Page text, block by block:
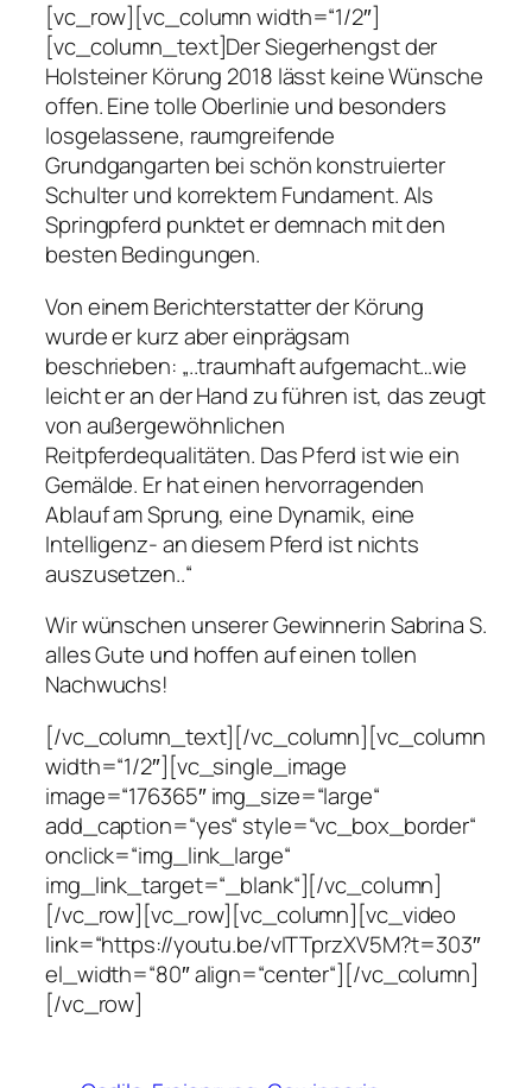
[vc_row][vc_column width=“1/2″]
[vc_column_text]Der Siegerhengst der
Holsteiner Körung 2018 lässt keine Wünsche
offen. Eine tolle Oberlinie und besonders
losgelassene, raumgreifende
Grundgangarten bei schön konstruierter
Schulter und korrektem Fundament. Als
Springpferd punktet er demnach mit den
besten Bedingungen.
Von einem Berichterstatter der Körung
wurde er kurz aber einprägsam
beschrieben: „..traumhaft aufgemacht…wie
leicht er an der Hand zu führen ist, das zeugt
von außergewöhnlichen
Reitpferdequalitäten. Das Pferd ist wie ein
Gemälde. Er hat einen hervorragenden
Ablauf am Sprung, eine Dynamik, eine
Intelligenz- an diesem Pferd ist nichts
auszusetzen..“
Wir wünschen unserer Gewinnerin Sabrina S.
alles Gute und hoffen auf einen tollen
Nachwuchs!
[/vc_column_text][/vc_column][vc_column
width=“1/2″][vc_single_image
image=“176365″ img_size=“large“
add_caption=“yes“ style=“vc_box_border“
onclick=“img_link_large“
img_link_target=“_blank“][/vc_column]
[/vc_row][vc_row][vc_column][vc_video
link=“https://youtu.be/vITTprzXV5M?t=303″
el_width=“80″ align=“center“][/vc_column]
[/vc_row]